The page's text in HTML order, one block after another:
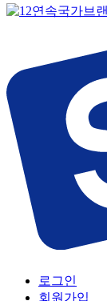
로그인
회원가입